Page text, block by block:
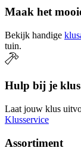
Maak het
Bekijk handige
tuin.
Hulp bij je
Laat jouw klus
Klusservice
Assortiment